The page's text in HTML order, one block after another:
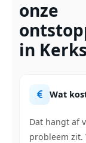
onze
in
Wat
Dat hangt af
probleem zit.